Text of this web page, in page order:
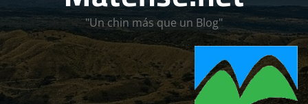
"Un chin más que un Blog"